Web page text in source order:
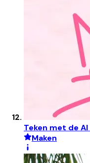
Teken met de
Maken